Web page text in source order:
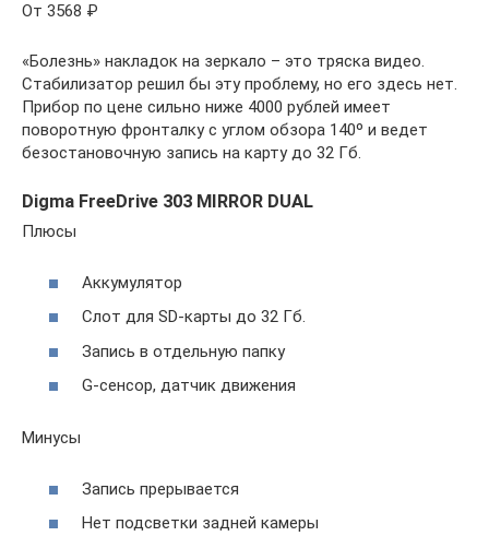
От 3568 ₽
«Болезнь» накладок на зеркало – это тряска видео.
Стабилизатор решил бы эту проблему, но его здесь нет.
Прибор по цене сильно ниже 4000 рублей имеет
поворотную фронталку с углом обзора 140º и ведет
безостановочную запись на карту до 32 Гб.
Digma FreeDrive 303 MIRROR DUAL
Плюсы
Аккумулятор
Слот для SD-карты до 32 Гб.
Запись в отдельную папку
G-сенсор, датчик движения
Минусы
Запись прерывается
Нет подсветки задней камеры